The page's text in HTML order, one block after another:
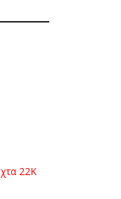
22Κ